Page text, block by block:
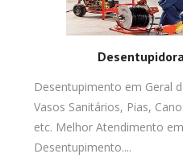
Desentupimento em Geral
Vasos Sanitários, Pias,
etc. Melhor Atendimento em
Desentupimento....